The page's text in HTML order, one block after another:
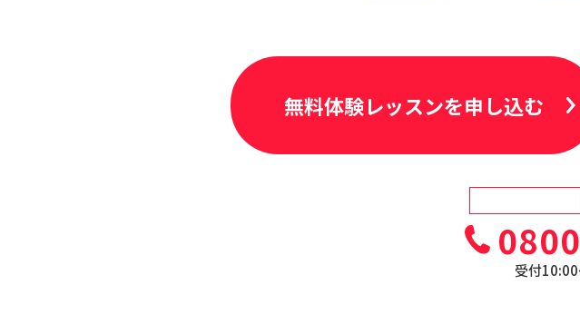
無料体験レッスンを申し込む
受付10:00